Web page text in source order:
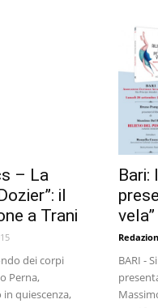
– La
il
a Trani
dei corpi
Perna,
quiescenza,
BARI -